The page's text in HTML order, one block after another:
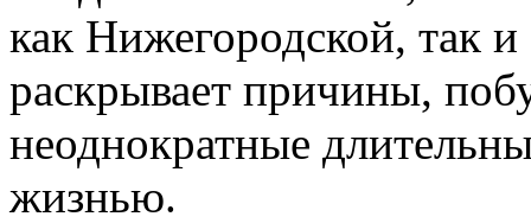
как Нижегородской, так
раскрывает причины,
неоднократные
жизнью.